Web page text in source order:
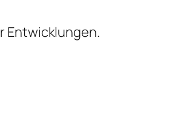
Entwicklungen.